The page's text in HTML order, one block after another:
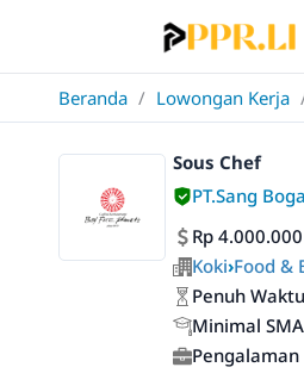
Beranda / Lowongan Kerja
Sous Chef
PT.Sang
Rp
Koki›Food &
Penuh Waktu
Minimal